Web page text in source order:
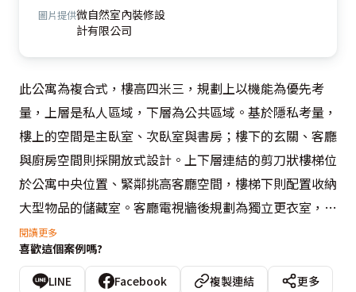
圖片提供微自然室內裝修設
計有限公司
此公寓為複合式，樓高四米三，規劃上以機能為優先考
量，上層是私人區域，下層為公共區域。基於隱私考量，
樓上的空間是主臥室、次臥室與書房；樓下的玄關、客廳
與廚房空間則採開放式設計。上下層連結的剪刀狀樓梯位
於公寓中央位置、緊鄰挑高客廳空間，樓梯下則配置收納
大型物品的儲藏室。客廳電視牆後規劃為獨立更衣室，由
於地區氣候潮濕的緣故，此空間整合了乾衣機與熨燙設
備。
閱讀更多
喜歡這個案例嗎?
LINE Facebook 複製連結
更多